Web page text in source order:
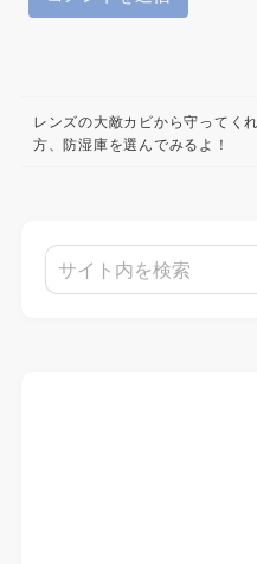
レンズの大敵カビから守ってく
方、防湿庫を選んでみるよ！